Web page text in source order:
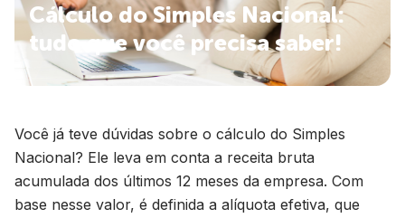
Cálculo do Simples Nacional:
tudo que você precisa saber!
Você já teve dúvidas sobre o cálculo do Simples
Nacional? Ele leva em conta a receita bruta
acumulada dos últimos 12 meses da empresa. Com
base nesse valor, é definida a alíquota efetiva, que